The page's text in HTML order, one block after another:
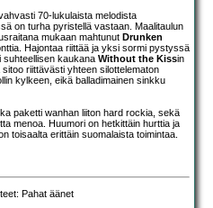
70-lukulaista melodista
on turha pyristellä vastaan. Maalitaulun
mukaan mahtunut Drunken
Hajontaa riittää ja yksi sormi pystyssä
suhteellisen kaukana Without the Kissin
riittävästi yhteen silottelematon
kylkeen, eikä balladimainen sinkku
paketti wanhan liiton hard rockia, sekä
menoa. Huumori on hetkittäin hurttia ja
toisaalta erittäin suomalaista toimintaa.